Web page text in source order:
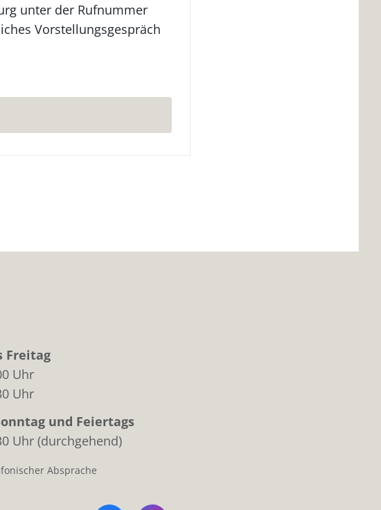
unter der Rufnummer
Vorstellungsgespräch
Freitag
Uhr
Uhr
und Feiertags
Uhr (durchgehend)
Absprache